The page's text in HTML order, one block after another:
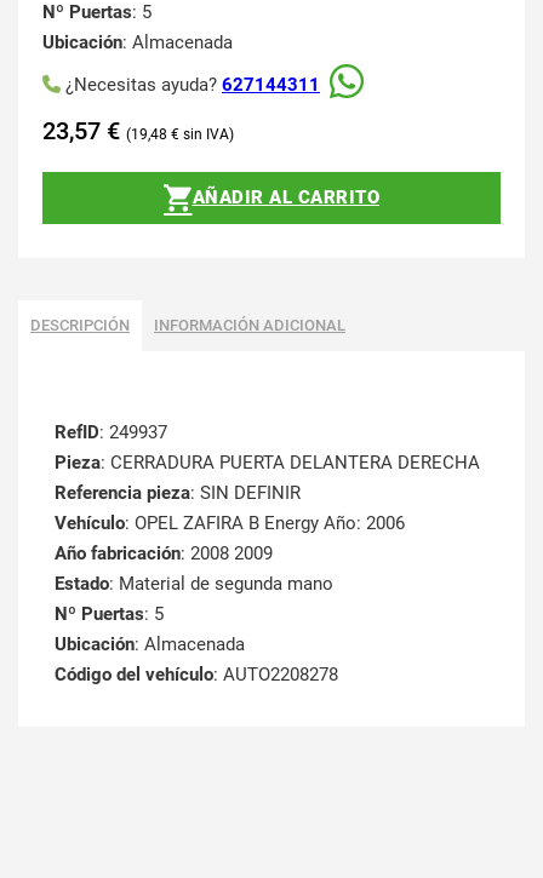
Nº Puertas: 5
Ubicación: Almacenada
¿Necesitas ayuda? 627144311
23,57 € 19,48 €
AÑADIR AL CARRITO
DESCRIPCIÓN INFORMACIÓN ADICIONAL
RefID: 249937
Pieza: CERRADURA PUERTA DELANTERA DERECHA
Referencia pieza: SIN DEFINIR
Vehículo: OPEL ZAFIRA B Energy Año: 2006
Año fabricación: 2008 2009
Estado: Material de segunda mano
Nº Puertas: 5
Ubicación: Almacenada
Código del vehículo: AUTO2208278